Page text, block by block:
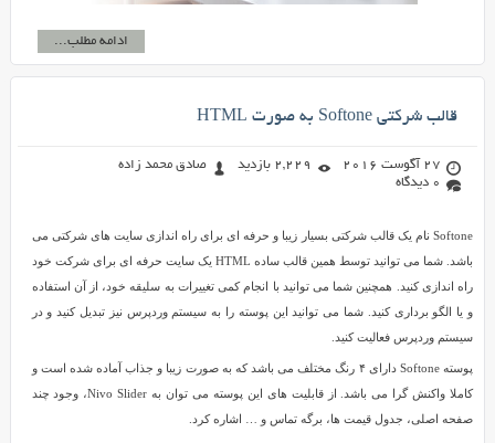
ادامه مطلب...
قالب شرکتی Softone به صورت HTML
27 آگوست 2016 2,229 بازدید
صادق محمد زاده
0 دیدگاه
Softone نام یک قالب شرکتی بسیار زیبا و حرفه ای برای راه اندازی سایت های شرکتی می
باشد. شما می توانید توسط همین قالب ساده HTML یک سایت حرفه ای برای شرکت خود
راه اندازی کنید. همچنین شما می توانید با انجام کمی تغییرات به سلیقه خود، از آن استفاده
و یا الگو برداری کنید. شما می توانید این پوسته را به سیستم وردپرس نیز تبدیل کنید و در
سیستم وردپرس فعالیت کنید.
پوسته Softone دارای ۴ رنگ مختلف می باشد که به صورت زیبا و جذاب آماده شده است و
کاملا واکنش گرا می باشد. از قابلیت های این پوسته می توان به Nivo Slider، وجود چند
صفحه اصلی، جدول قیمت ها، برگه تماس و … اشاره کرد.